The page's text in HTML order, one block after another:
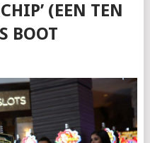
(EEN TEN
BOOT